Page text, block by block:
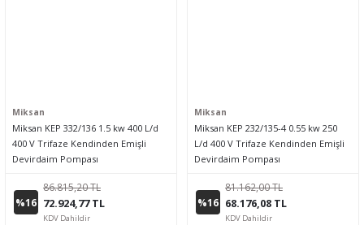
Miksan
Miksan KEP 332/136 1.5 kw 400 L/d
400 V Trifaze Kendinden Emişli
Devirdaim Pompası
%16
86.815,20 TL
72.924,77 TL
KDV Dahildir
Miksan
Miksan KEP 232/135-4 0.55 kw 250
L/d 400 V Trifaze Kendinden Emişli
Devirdaim Pompası
%16
81.162,00 TL
68.176,08 TL
KDV Dahildir